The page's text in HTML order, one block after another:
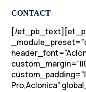
CONTACT
[/
Pro,Aclonica”